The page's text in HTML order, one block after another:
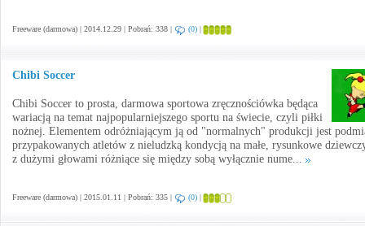
Freeware (darmowa) | 2014.12.29 | Pobrań: 338 | (0) |
Chibi Soccer
Chibi Soccer to prosta, darmowa sportowa zręcznościówka będąca
wariacją na temat najpopularniejszego sportu na świecie, czyli piłki
nożnej. Elementem odróżniającym ją od "normalnych" produkcji jest
przypakowanych atletów z nieludzką kondycją na małe, rysunkowe
z dużymi głowami różniące się między sobą wyłącznie nume...
Freeware (darmowa) | 2015.01.11 | Pobrań: 335 | (0) |